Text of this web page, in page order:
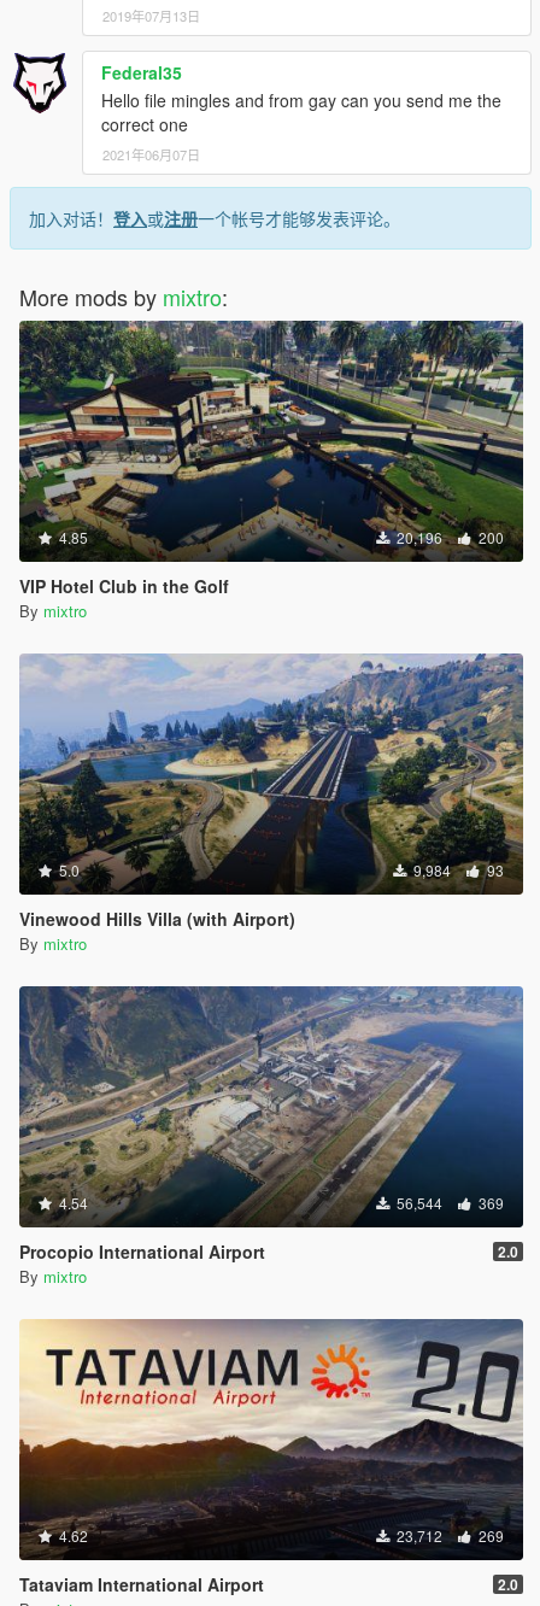
2019年07月13日
Federal35
Hello file mingles and from gay can you send me the
correct one
2021年06月07日
加入对话！ 登入或注册一个帐号才能够发表评论。
More mods by mixtro:
4.85 20,196 200
VIP Hotel Club in the Golf
By mixtro
5.0 9,984 93
Vinewood Hills Villa (with Airport)
By mixtro
4.54 56,544 369
Procopio International Airport 2.0
By mixtro
4.62 23,712 269
Tataviam International Airport 2.0